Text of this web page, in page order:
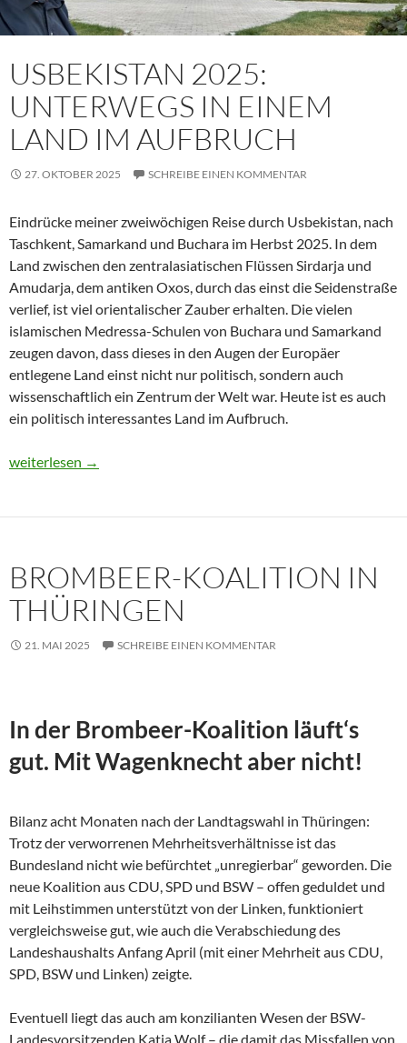
USBEKISTAN 2025:
UNTERWEGS IN EINEM
LAND IM AUFBRUCH
27. OKTOBER 2025 SCHREIBE EINEN KOMMENTAR
Eindrücke meiner zweiwöchigen Reise durch Usbekistan, nach
Taschkent, Samarkand und Buchara im Herbst 2025. In dem
Land zwischen den zentralasiatischen Flüssen Sirdarja und
Amudarja, dem antiken Oxos, durch das einst die Seidenstraße
verlief, ist viel orientalischer Zauber erhalten. Die vielen
islamischen Medressa-Schulen von Buchara und Samarkand
zeugen davon, dass dieses in den Augen der Europäer
entlegene Land einst nicht nur politisch, sondern auch
wissenschaftlich ein Zentrum der Welt war. Heute ist es auch
ein politisch interessantes Land im Aufbruch.
Usbekistan 2025: Unterwegs in einem Land im Aufbruch
weiterlesen →
BROMBEER-KOALITION IN
THÜRINGEN
21. MAI 2025 SCHREIBE EINEN KOMMENTAR
In der Brombeer-Koalition läuft‘s
gut. Mit Wagenknecht aber nicht!
Bilanz acht Monaten nach der Landtagswahl in Thüringen:
Trotz der verworrenen Mehrheitsverhältnisse ist das
Bundesland nicht wie befürchtet „unregierbar“ geworden. Die
neue Koalition aus CDU, SPD und BSW – offen geduldet und
mit Leihstimmen unterstützt von der Linken, funktioniert
vergleichsweise gut, wie auch die Verabschiedung des
Landeshaushalts Anfang April (mit einer Mehrheit aus CDU,
SPD, BSW und Linken) zeigte.
Eventuell liegt das auch am konzilianten Wesen der BSW-
Landesvorsitzenden Katja Wolf – die damit das Missfallen von